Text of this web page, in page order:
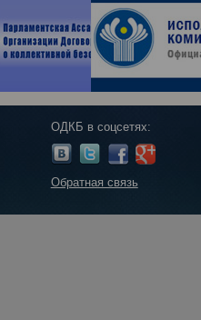
ОДКБ в соцсетях:
Обратная связь